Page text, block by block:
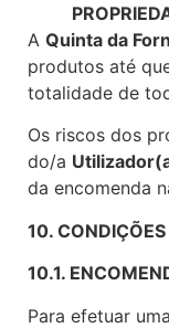
A Quinta da
produtos até
totalidade de
Os riscos dos
do/a
da encomenda
10.
10.1.
Para efetuar